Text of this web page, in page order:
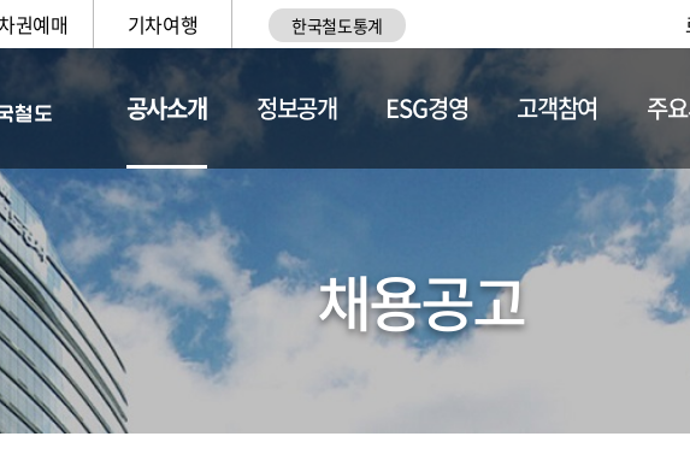
권예매 기차여행 한국철도통계
공사소개
일반현황 채용정보
정보공개 ESG경영 고객참여 주
채용공고